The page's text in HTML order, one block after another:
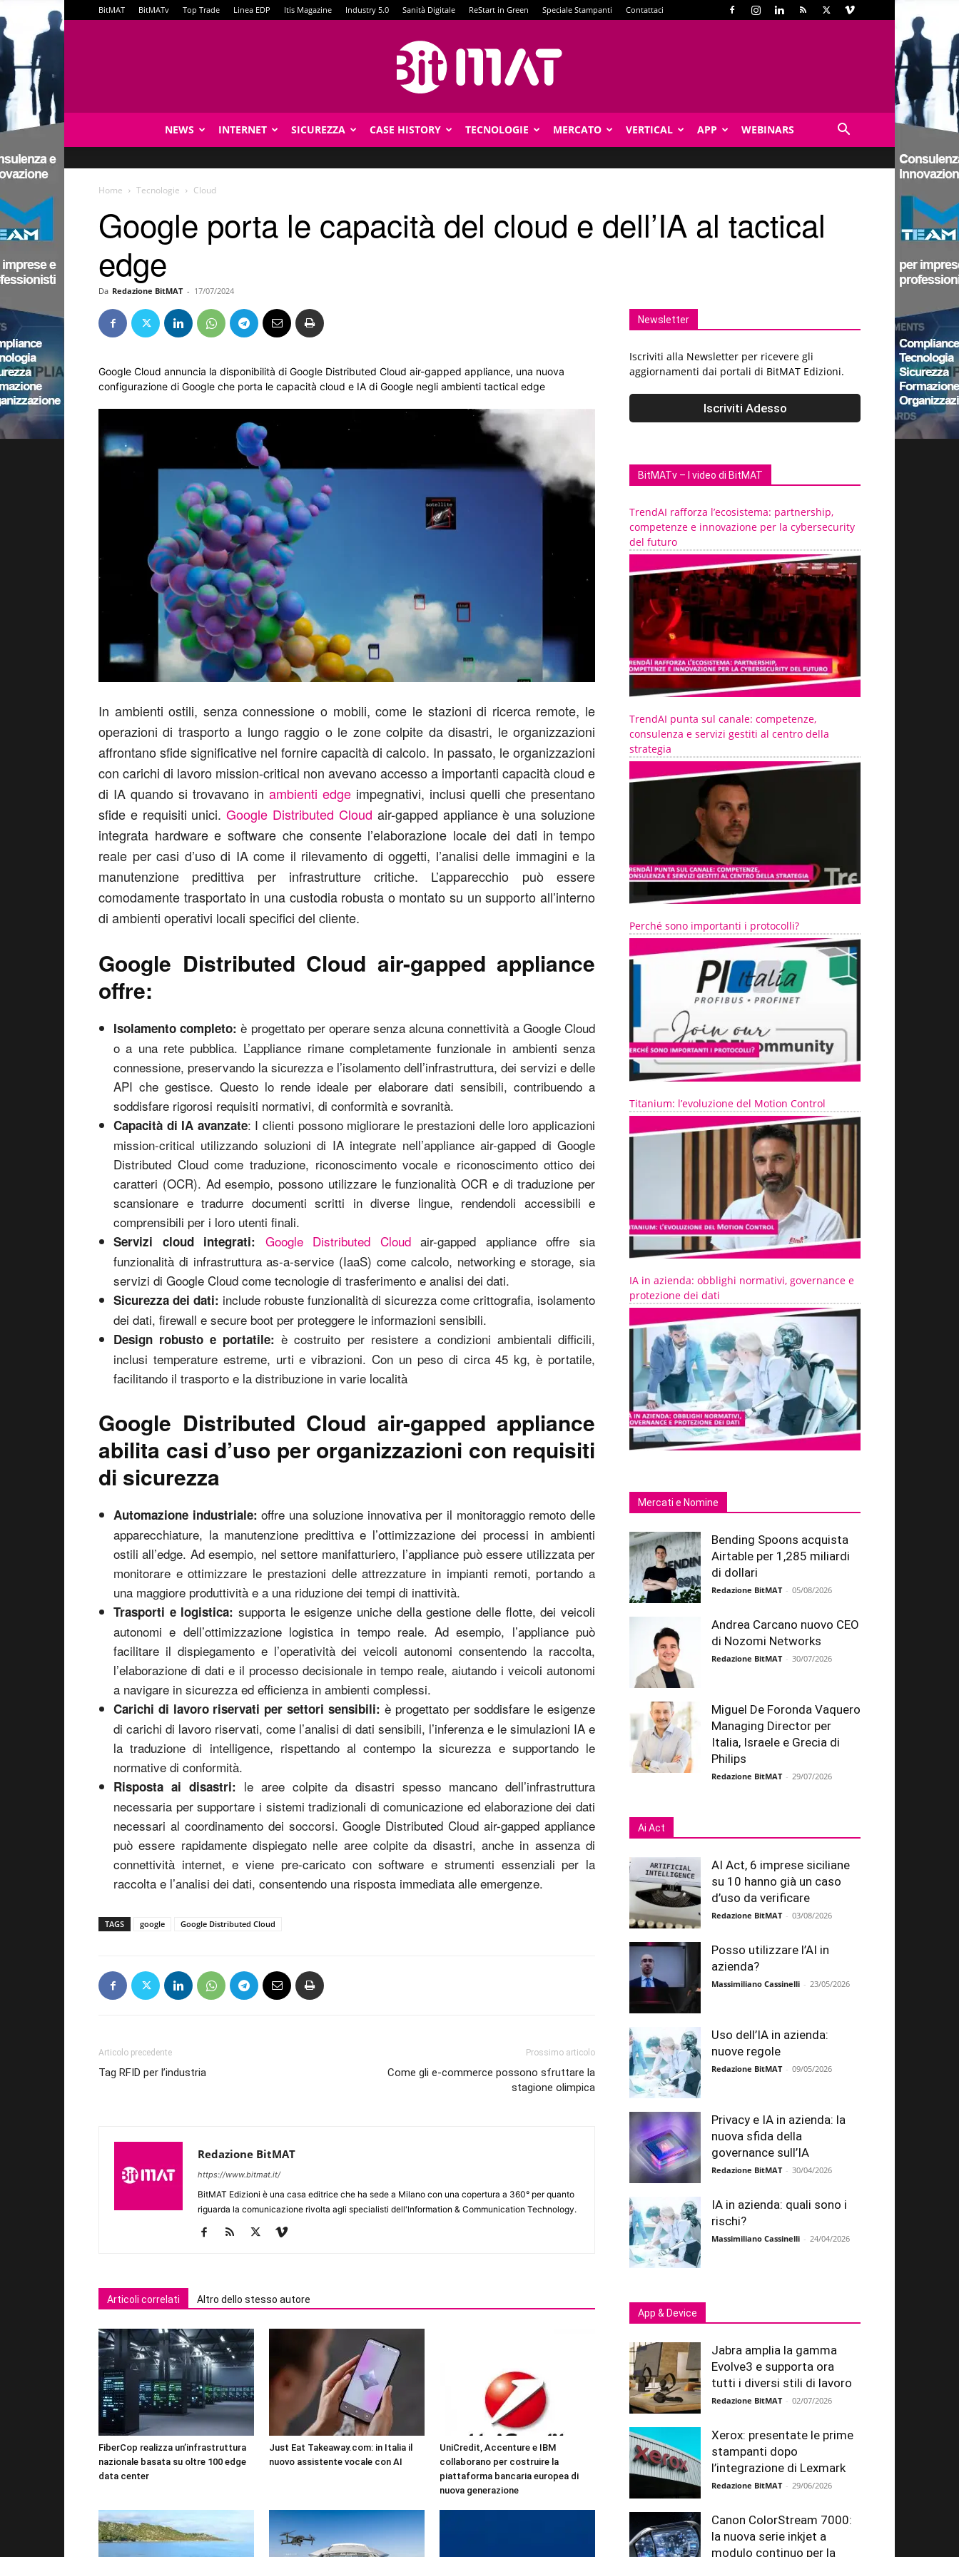
BitMAT BitMATv Top Trade Linea EDP Itis Magazine Industry 5.0 Sanità Digitale ReStart in Green Speciale Stampanti Contattaci
NEWS INTERNET SICUREZZA CASE HISTORY TECNOLOGIE MERCATO VERTICAL APP WEBINARS
Home Tecnologie Cloud
Google porta le capacità del cloud e dell’IA al tactical
edge
Da Redazione BitMAT - 17/07/2024
Google Cloud annuncia la disponibilità di Google Distributed Cloud air-gapped appliance, una nuova
configurazione di Google che porta le capacità cloud e IA di Google negli ambienti tactical edge
In ambienti ostili, senza connessione o mobili, come le stazioni di ricerca remote, le
operazioni di trasporto a lungo raggio o le zone colpite da disastri, le organizzazioni
affrontano sfide significative nel fornire capacità di calcolo. In passato, le organizzazioni
con carichi di lavoro mission-critical non avevano accesso a importanti capacità cloud e
di IA quando si trovavano in ambienti edge impegnativi, inclusi quelli che presentano
sfide e requisiti unici.Google Distributed Cloud air-gapped appliance è una soluzione
integrata hardware e software che consente l’elaborazione locale dei dati in tempo
reale per casi d’uso di IA come il rilevamento di oggetti, l’analisi delle immagini e la
manutenzione predittiva per infrastrutture critiche. L’apparecchio può essere
comodamente trasportato in una custodia robusta o montato su un supporto all’interno
di ambienti operativi locali specifici del cliente.
Google Distributed Cloud air-gapped appliance
offre:
Isolamento completo: è progettato per operare senza alcuna connettività a Google Cloud
o a una rete pubblica. L’appliance rimane completamente funzionale in ambienti senza
connessione, preservando la sicurezza e l’isolamento dell’infrastruttura, dei servizi e delle
API che gestisce. Questo lo rende ideale per elaborare dati sensibili, contribuendo a
soddisfare rigorosi requisiti normativi, di conformità e sovranità.
Capacità di IA avanzate: I clienti possono migliorare le prestazioni delle loro applicazioni
mission-critical utilizzando soluzioni di IA integrate nell’appliance air-gapped di Google
Distributed Cloud come traduzione, riconoscimento vocale e riconoscimento ottico dei
caratteri (OCR). Ad esempio, possono utilizzare le funzionalità OCR e di traduzione per
scansionare e tradurre documenti scritti in diverse lingue, rendendoli accessibili e
comprensibili per i loro utenti finali.
Servizi cloud integrati: Google Distributed Cloudair-gapped appliance offre sia
funzionalità di infrastruttura as-a-service (IaaS) come calcolo, networking e storage, sia
servizi di Google Cloud come tecnologie di trasferimento e analisi dei dati.
Sicurezza dei dati: include robuste funzionalità di sicurezza come crittografia, isolamento
dei dati, firewall e secure boot per proteggere le informazioni sensibili.
Design robusto e portatile: è costruito per resistere a condizioni ambientali difficili,
inclusi temperature estreme, urti e vibrazioni. Con un peso di circa 45 kg, è portatile,
facilitando il trasporto e la distribuzione in varie località
Google Distributed Cloud air-gapped appliance
abilita casi d’uso per organizzazioni con requisiti
di sicurezza
Automazione industriale: offre una soluzione innovativa per il monitoraggio remoto delle
apparecchiature, la manutenzione predittiva e l’ottimizzazione dei processi in ambienti
ostili all’edge. Ad esempio, nel settore manifatturiero, l’appliance può essere utilizzata per
monitorare e ottimizzare le prestazioni delle attrezzature in impianti remoti, portando a
una maggiore produttività e a una riduzione dei tempi di inattività.
Trasporti e logistica: supporta le esigenze uniche della gestione delle flotte, dei veicoli
autonomi e dell’ottimizzazione logistica in tempo reale. Ad esempio, l’appliance può
facilitare il dispiegamento e l’operatività dei veicoli autonomi consentendo la raccolta,
l’elaborazione di dati e il processo decisionale in tempo reale, aiutando i veicoli autonomi
a navigare in sicurezza ed efficienza in ambienti complessi.
Carichi di lavoro riservati per settori sensibili: è progettato per soddisfare le esigenze
di carichi di lavoro riservati, come l’analisi di dati sensibili, l’inferenza e le simulazioni IA e
la traduzione di intelligence, rispettando al contempo la sicurezza e supportando le
normative di conformità.
Risposta ai disastri: le aree colpite da disastri spesso mancano dell’infrastruttura
necessaria per supportare i sistemi tradizionali di comunicazione ed elaborazione dei dati
necessari al coordinamento dei soccorsi. Google Distributed Cloud air-gapped appliance
può essere rapidamente dispiegato nelle aree colpite da disastri, anche in assenza di
connettività internet, e viene pre-caricato con software e strumenti essenziali per la
raccolta e l’analisi dei dati, consentendo una risposta immediata alle emergenze.
TAGS google Google Distributed Cloud
Articolo precedente
Tag RFID per l’industria
Prossimo articolo
Come gli e-commerce possono sfruttare la
stagione olimpica
Redazione BitMAT
https://www.bitmat.it/
BitMAT Edizioni è una casa editrice che ha sede a Milano con una copertura a 360° per quanto
riguarda la comunicazione rivolta agli specialisti dell'lnformation & Communication Technology.
Articoli correlati Altro dello stesso autore
FiberCop realizza un’infrastruttura
nazionale basata su oltre 100 edge
data center
Just Eat Takeaway.com: in Italia il
nuovo assistente vocale con AI
UniCredit, Accenture e IBM
collaborano per costruire la
piattaforma bancaria europea di
nuova generazione
Newsletter
Iscriviti alla Newsletter per ricevere gli
aggiornamenti dai portali di BitMAT Edizioni.
BitMATv – I video di BitMAT
TrendAI rafforza l’ecosistema: partnership,
competenze e innovazione per la cybersecurity
del futuro
TrendAI punta sul canale: competenze,
consulenza e servizi gestiti al centro della
strategia
Perché sono importanti i protocolli?
Titanium: l’evoluzione del Motion Control
IA in azienda: obblighi normativi, governance e
protezione dei dati
Mercati e Nomine
Bending Spoons acquista
Airtable per 1,285 miliardi
di dollari
Redazione BitMAT - 05/08/2026
Andrea Carcano nuovo CEO
di Nozomi Networks
Redazione BitMAT - 30/07/2026
Miguel De Foronda Vaquero
Managing Director per
Italia, Israele e Grecia di
Philips
Redazione BitMAT - 29/07/2026
Ai Act
AI Act, 6 imprese siciliane
su 10 hanno già un caso
d’uso da verificare
Redazione BitMAT - 03/08/2026
Posso utilizzare l’AI in
azienda?
Massimiliano Cassinelli - 23/05/2026
Uso dell’IA in azienda:
nuove regole
Redazione BitMAT - 09/05/2026
Privacy e IA in azienda: la
nuova sfida della
governance sull’IA
Redazione BitMAT - 30/04/2026
IA in azienda: quali sono i
rischi?
Massimiliano Cassinelli - 24/04/2026
App & Device
Jabra amplia la gamma
Evolve3 e supporta ora
tutti i diversi stili di lavoro
Redazione BitMAT - 02/07/2026
Xerox: presentate le prime
stampanti dopo
l’integrazione di Lexmark
Redazione BitMAT - 29/06/2026
Canon ColorStream 7000:
la nuova serie inkjet a
modulo continuo per la